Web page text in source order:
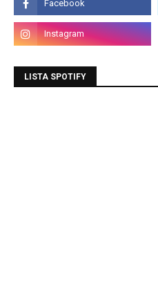
LISTA SPOTIFY